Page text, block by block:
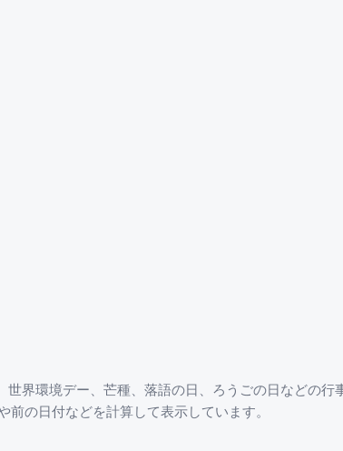
界環境デー、芒種、落語の日、ろうごの日などの行
の日付などを計算して表示しています。